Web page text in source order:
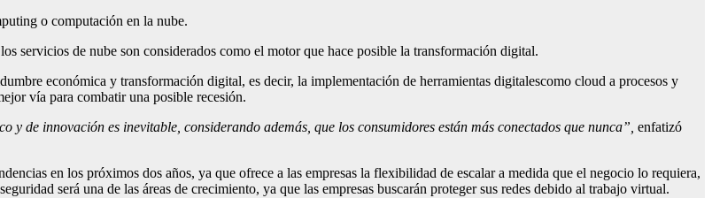
o computación en la nube.
servicios de nube son considerados como el motor que hace posible la transformación digital.
económica y transformación digital, es decir, la implementación de herramientas digitalescomo cloud a procesos y
vía para combatir una posible recesión.
y de innovación es inevitable, considerando además, que los consumidores están más conectados que nunca”, enfatizó
en los próximos dos años, ya que ofrece a las empresas la flexibilidad de escalar a medida que el negocio lo requiera,
será una de las áreas de crecimiento, ya que las empresas buscarán proteger sus redes debido al trabajo virtual.